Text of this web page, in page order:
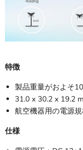
特徴
製品重量がおよそ
31.0 x 30.2 x 19.2
航空機器用の電源
仕様